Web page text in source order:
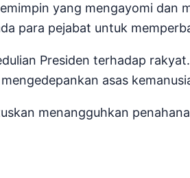
yang mengayomi dan
para pejabat untuk
Presiden terhadap
asas
menangguhkan